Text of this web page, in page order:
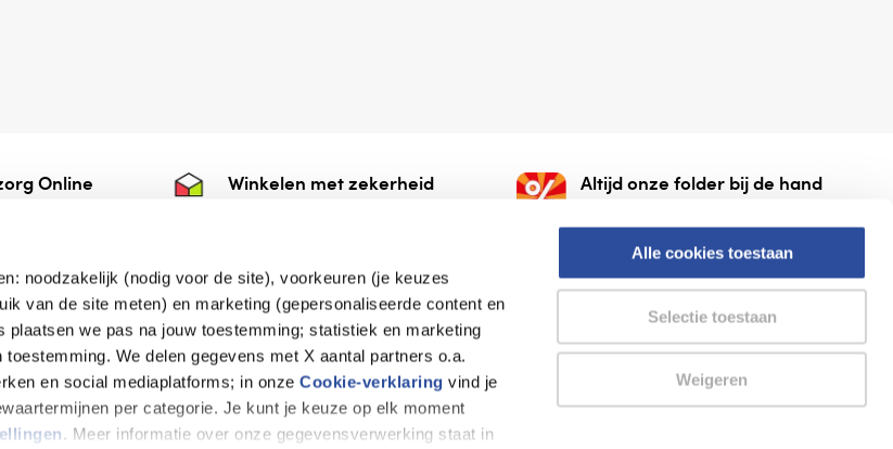
noodzakelijk (nodig voor de site), voorkeuren (je keuzes
van de site meten) en marketing (gepersonaliseerde content en
we pas na jouw toestemming; statistiek en marketing
We delen gegevens met X aantal partners o.a.
en social mediaplatforms; in onzeCookie-verklaring vind je
per categorie. Je kunt je keuze op elk moment
. Meer informatie over onze gegevensverwerking staat in
Alle cookies toestaan
Selectie toestaan
Weigeren
Online Winkelen met zekerheid Altijd onze folder bij de hand
AlleFolders.
de vriendelijke specialist
Disclaimer Privacy verklaring Thuiswinkel waarborg